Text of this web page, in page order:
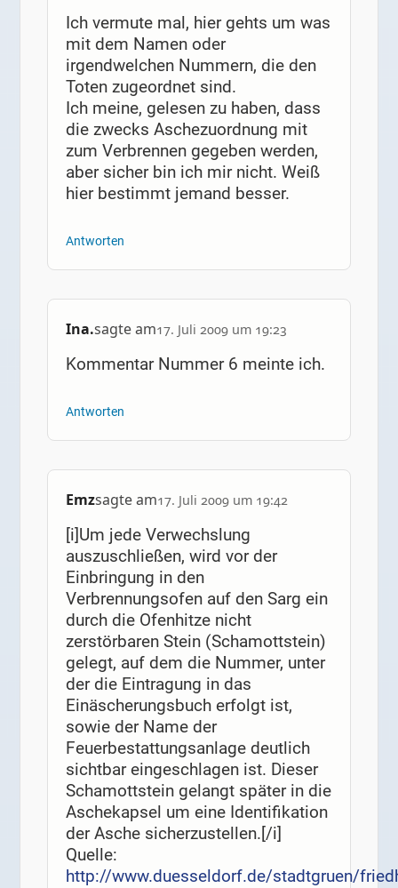
Ich vermute mal, hier gehts um was
mit dem Namen oder
irgendwelchen Nummern, die den
Toten zugeordnet sind.
Ich meine, gelesen zu haben, dass
die zwecks Aschezuordnung mit
zum Verbrennen gegeben werden,
aber sicher bin ich mir nicht. Weiß
hier bestimmt jemand besser.
Antworten
Ina.sagte am17. Juli 2009 um 19:23
Kommentar Nummer 6 meinte ich.
Antworten
Emzsagte am17. Juli 2009 um 19:42
[i]Um jede Verwechslung
auszuschließen, wird vor der
Einbringung in den
Verbrennungsofen auf den Sarg ein
durch die Ofenhitze nicht
zerstörbaren Stein (Schamottstein)
gelegt, auf dem die Nummer, unter
der die Eintragung in das
Einäscherungsbuch erfolgt ist,
sowie der Name der
Feuerbestattungsanlage deutlich
sichtbar eingeschlagen ist. Dieser
Schamottstein gelangt später in die
Aschekapsel um eine Identifikation
der Asche sicherzustellen.[/i]
Quelle:
http://www.duesseldorf.de/stadtgruen/